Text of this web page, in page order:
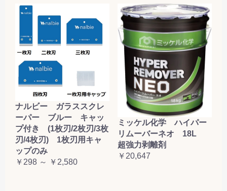
ナルビー ガラススクレ
ーパー ブルー キャッ
プ付き (1枚刃/2枚刃/3枚
刃/4枚刃) 1枚刃用キャ
ップのみ
￥298 ～ ￥2,580
ミッケル化学 ハイパー
リムーバーネオ 18L
超強力剥離剤
￥20,647